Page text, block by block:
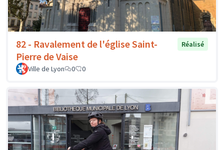
82 - Ravalement de l'église Saint-
Pierre de Vaise
Réalisé
Ville de Lyon 0 0